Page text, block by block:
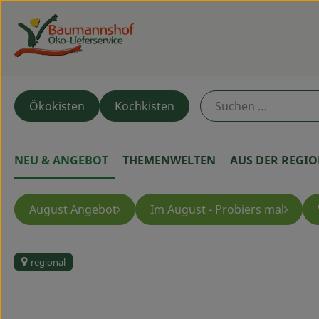
Ökokisten Kochkisten
NEU & ANGEBOT THEMENWELTEN AUS DER
August Angebot Im August - Probiers mal
regional